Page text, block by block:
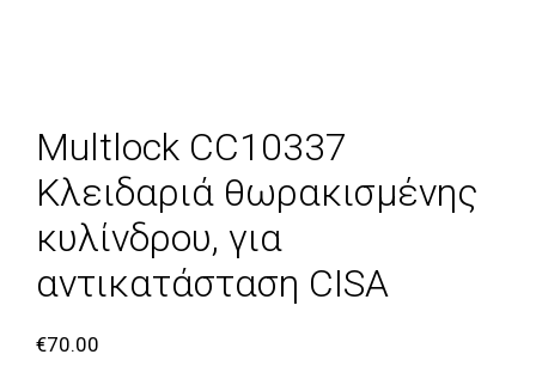
Multlock CC10337
Κλειδαριά θωρακισμένης
κυλίνδρου, για
αντικατάσταση CISA
€70.00